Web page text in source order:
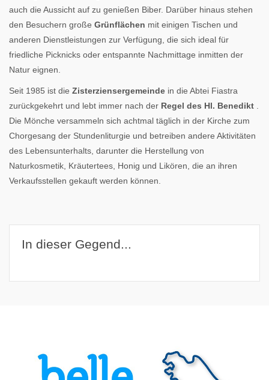
auch die Aussicht auf zu genießen Biber. Darüber hinaus stehen
den Besuchern große Grünflächen mit einigen Tischen und
anderen Dienstleistungen zur Verfügung, die sich ideal für
friedliche Picknicks oder entspannte Nachmittage inmitten der
Natur eignen.
Seit 1985 ist die Zisterziensergemeinde in die Abtei Fiastra
zurückgekehrt und lebt immer nach der Regel des Hl. Benedikt
Die Mönche versammeln sich achtmal täglich in der Kirche zum
Chorgesang der Stundenliturgie und betreiben andere Aktivitäten
des Lebensunterhalts, darunter die Herstellung von
Naturkosmetik, Kräutertees, Honig und Likören, die an ihren
Verkaufsstellen gekauft werden können.
In dieser Gegend...